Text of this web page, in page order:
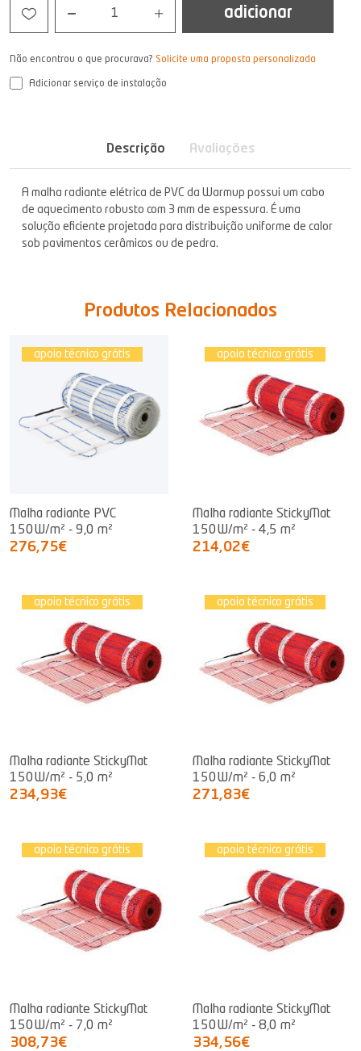
1 adicionar
Não encontrou o que procurava? Solicite uma proposta personalizada
Adicionar serviço de instalação
Descrição Avaliações
A malha radiante elétrica de PVC da Warmup possui um cabo
de aquecimento robusto com 3 mm de espessura. É uma
solução eficiente projetada para distribuição uniforme de calor
sob pavimentos cerâmicos ou de pedra.
Produtos Relacionados
apoio técnico grátis
Malha radiante PVC
150W/m² - 9,0 m²
276,75€
apoio técnico grátis
Malha radiante StickyMat
150W/m² - 4,5 m²
214,02€
apoio técnico grátis
Malha radiante StickyMat
150W/m² - 5,0 m²
234,93€
apoio técnico grátis
Malha radiante StickyMat
150W/m² - 6,0 m²
271,83€
apoio técnico grátis
Malha radiante StickyMat
150W/m² - 7,0 m²
308,73€
apoio técnico grátis
Malha radiante StickyMat
150W/m² - 8,0 m²
334,56€